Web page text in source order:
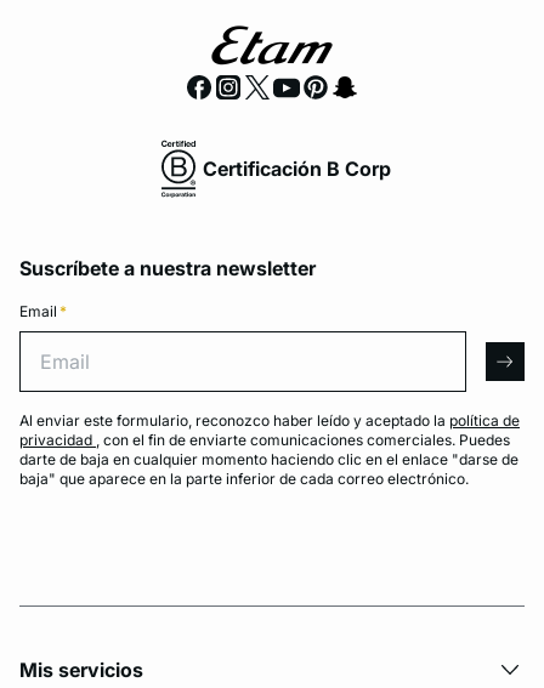
Certificación B Corp
Suscríbete a nuestra newsletter
Email *
Al enviar este formulario, reconozco haber leído y aceptado la política de
privacidad , con el fin de enviarte comunicaciones comerciales. Puedes
darte de baja en cualquier momento haciendo clic en el enlace "darse de
baja" que aparece en la parte inferior de cada correo electrónico.
Mis servicios